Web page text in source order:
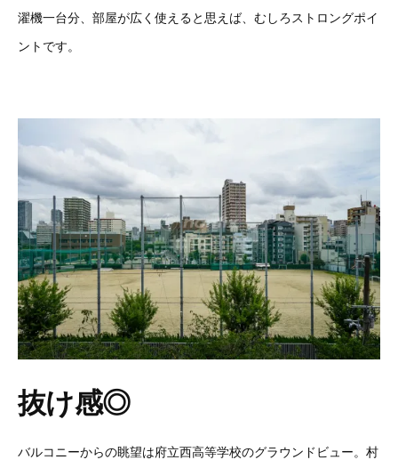
濯機一台分、部屋が広く使えると思えば、むしろストロングポイ
ントです。
抜け感◎
バルコニーからの眺望は府立西高等学校のグラウンドビュー。村